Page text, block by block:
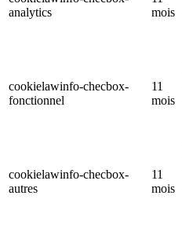
analytics
mois
cookielawinfo-checbox-
fonctionnel
11
mois
cookielawinfo-checbox-
autres
11
mois